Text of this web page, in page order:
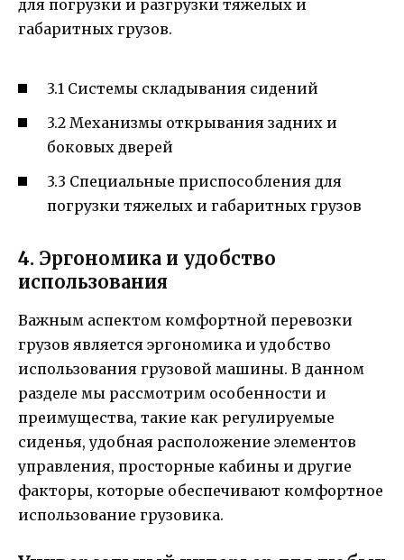
для погрузки и разгрузки тяжелых и
габаритных грузов.
3.1 Системы складывания сидений
3.2 Механизмы открывания задних и
боковых дверей
3.3 Специальные приспособления для
погрузки тяжелых и габаритных грузов
4. Эргономика и удобство
использования
Важным аспектом комфортной перевозки
грузов является эргономика и удобство
использования грузовой машины. В данном
разделе мы рассмотрим особенности и
преимущества, такие как регулируемые
сиденья, удобная расположение элементов
управления, просторные кабины и другие
факторы, которые обеспечивают комфортное
использование грузовика.